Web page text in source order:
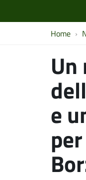
Home
e